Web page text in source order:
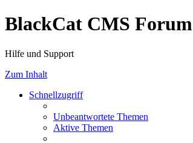
BlackCat CMS Forum
Hilfe und Support
Zum Inhalt
Schnellzugriff
Unbeantwortete Themen
Aktive Themen